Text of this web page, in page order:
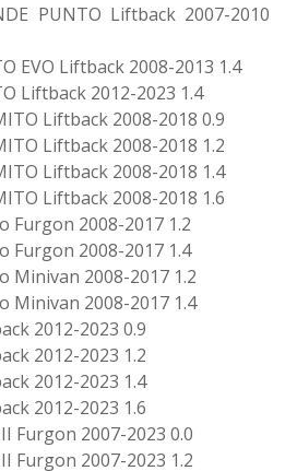
PUNTO Liftback 2007-2010
EVO Liftback 2008-2013 1.4
Liftback 2012-2023 1.4
Liftback 2008-2018 0.9
Liftback 2008-2018 1.2
Liftback 2008-2018 1.4
Liftback 2008-2018 1.6
Furgon 2008-2017 1.2
Furgon 2008-2017 1.4
Minivan 2008-2017 1.2
Minivan 2008-2017 1.4
2012-2023 0.9
2012-2023 1.2
2012-2023 1.4
2012-2023 1.6
Furgon 2007-2023 0.0
Furgon 2007-2023 1.2